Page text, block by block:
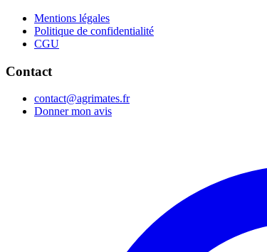
Mentions légales
Politique de confidentialité
CGU
Contact
contact@agrimates.fr
Donner mon avis